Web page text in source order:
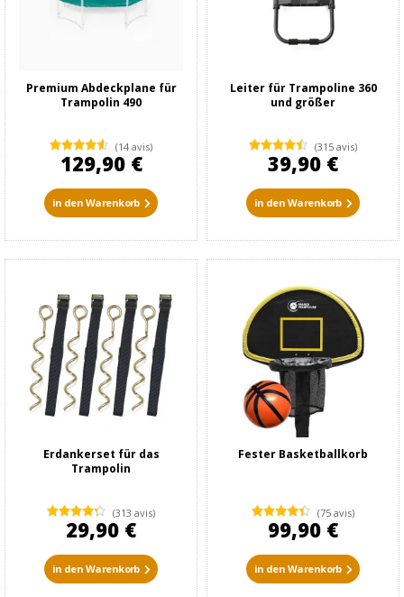
Premium Abdeckplane für
Trampolin 490
(14 avis)
129,90 €
in den Warenkorb
Leiter für Trampoline 360
und größer
(315 avis)
39,90 €
in den Warenkorb
Erdankerset für das
Trampolin
(313 avis)
29,90 €
in den Warenkorb
Fester Basketballkorb
(75 avis)
99,90 €
in den Warenkorb